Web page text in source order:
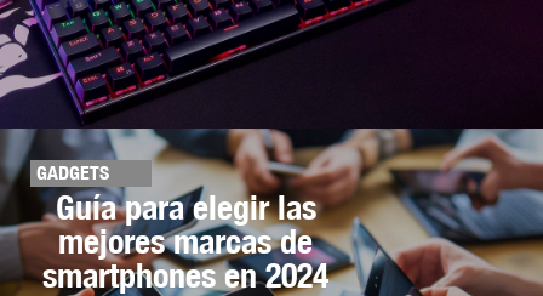
GADGETS
Guía para elegir las
mejores marcas de
smartphones en 2024